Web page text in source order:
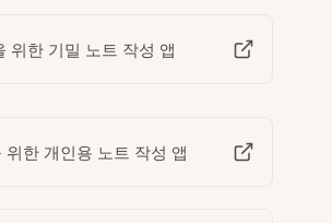
위한 기밀 노트 작성 앱
위한 개인용 노트 작성 앱